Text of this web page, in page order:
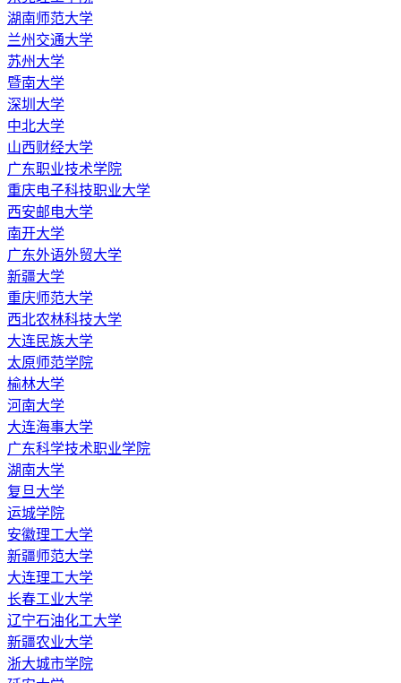
湖南师范大学
兰州交通大学
苏州大学
暨南大学
深圳大学
中北大学
山西财经大学
广东职业技术学院
重庆电子科技职业大学
西安邮电大学
南开大学
广东外语外贸大学
新疆大学
重庆师范大学
西北农林科技大学
大连民族大学
太原师范学院
榆林大学
河南大学
大连海事大学
广东科学技术职业学院
湖南大学
复旦大学
运城学院
安徽理工大学
新疆师范大学
大连理工大学
长春工业大学
辽宁石油化工大学
新疆农业大学
浙大城市学院